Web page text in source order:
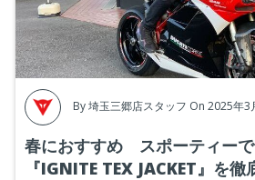
By埼玉三郷店スタッフ On 2025年3
春におすすめ スポーティー
『IGNITE TEX JACKET』を徹